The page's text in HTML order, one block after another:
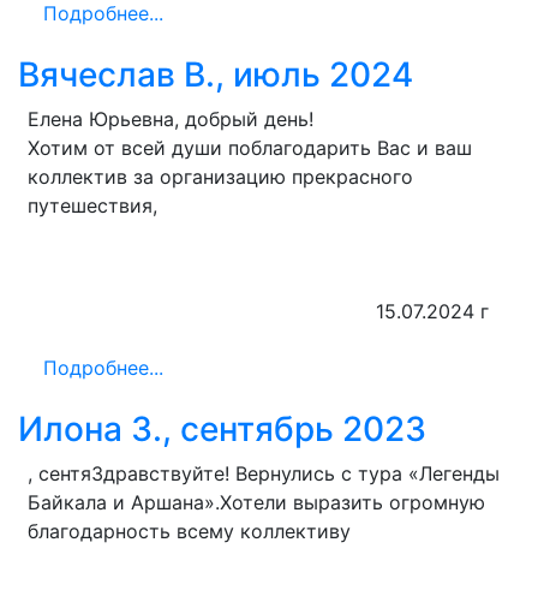
Подробнее...
Вячеслав В., июль 2024
Елена Юрьевна, добрый день!
Хотим от всей души поблагодарить Вас и ваш
коллектив за организацию прекрасного
путешествия,
15.07.2024 г
Подробнее...
Илона З., сентябрь 2023
, сентяЗдравствуйте! Вернулись с тура «Легенды
Байкала и Аршана».Хотели выразить огромную
благодарность всему коллективу